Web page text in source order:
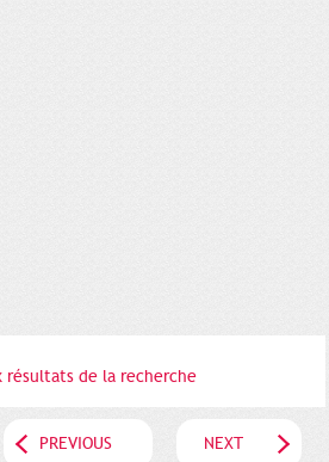
résultats de la recherche
PREVIOUS NEXT